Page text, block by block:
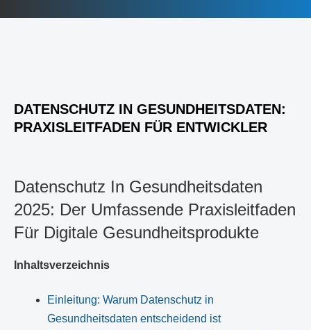
DATENSCHUTZ IN GESUNDHEITSDATEN:
PRAXISLEITFADEN FÜR ENTWICKLER
Datenschutz In Gesundheitsdaten
2025: Der Umfassende Praxisleitfaden
Für Digitale Gesundheitsprodukte
Inhaltsverzeichnis
Einleitung: Warum Datenschutz in
Gesundheitsdaten entscheidend ist